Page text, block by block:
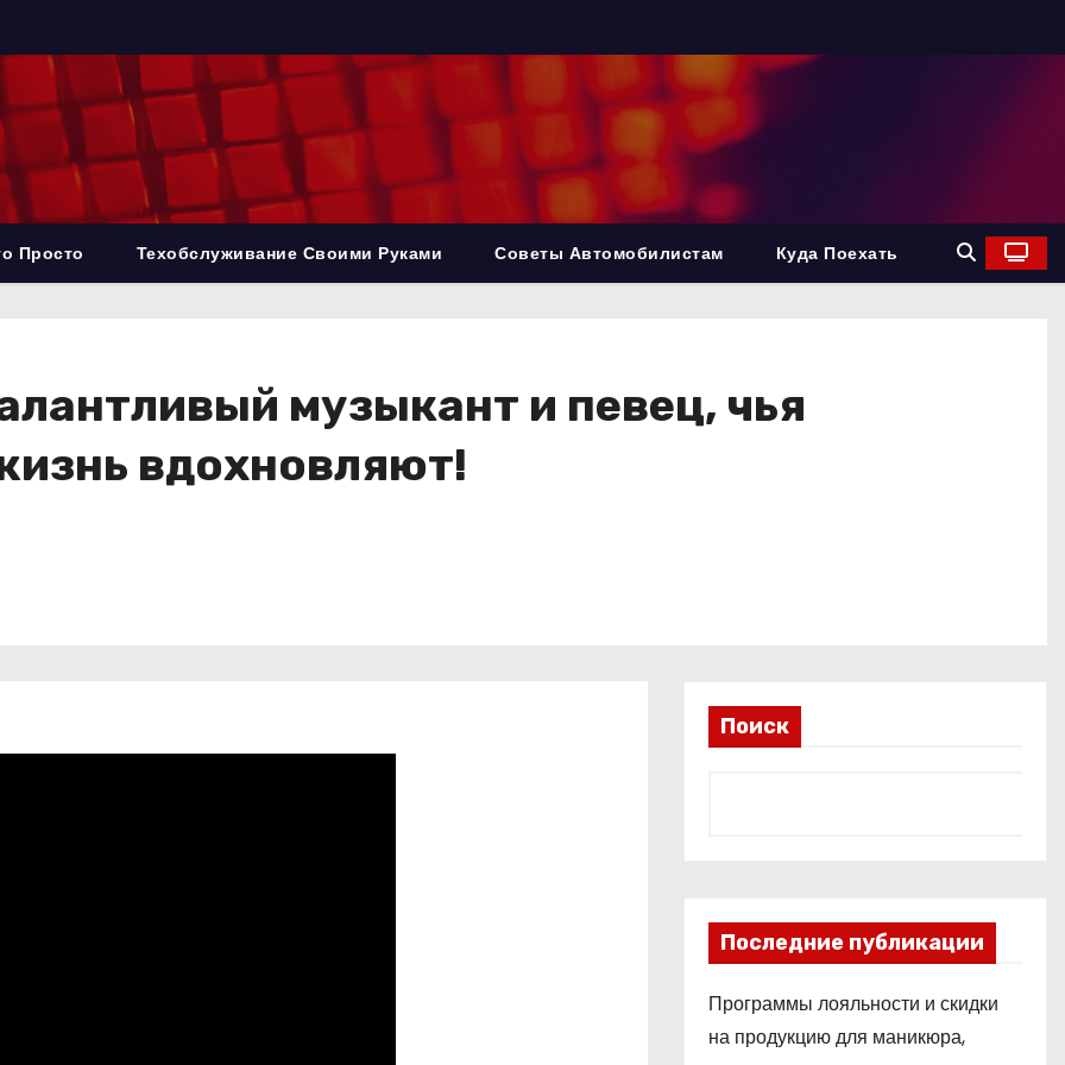
Просто Техобслуживание Своими Руками Советы Автомобилистам Куда Поехать
музыкант и певец, чья
вдохновляют!
Поиск
Последние публикации
Программы лояльности и скидки
на продукцию для маникюра,